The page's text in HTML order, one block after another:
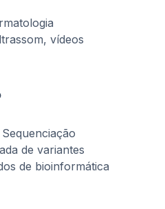
vídeos
de variantes
de bioinformática